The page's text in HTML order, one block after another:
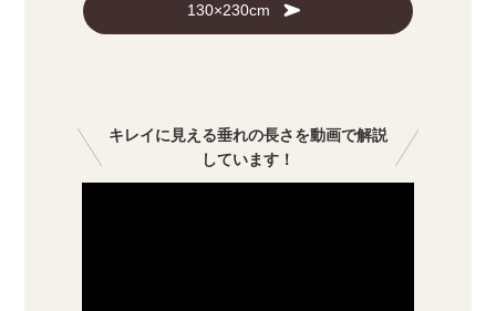
130×230cm
キレイに見える垂れの長さを動画で解説
しています！